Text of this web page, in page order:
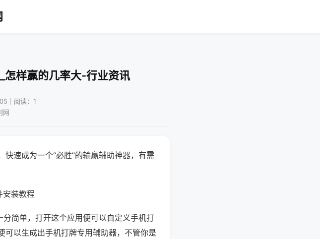
怎样赢的几率大-行业资讯
｜阅读：1
网
速成为一个“必胜”的输赢辅助神器，有需
装教程
简单，打开这个应用便可以自定义手机打
可以生成出手机打牌专用辅助器，不管你是